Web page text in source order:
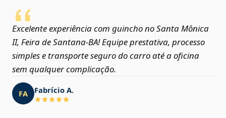
Excelente experiência com guincho no Santa Mônica
II, Feira de Santana‑BA! Equipe prestativa, processo
simples e transporte seguro do carro até a oficina
sem qualquer complicação.
FA Fabrício A.